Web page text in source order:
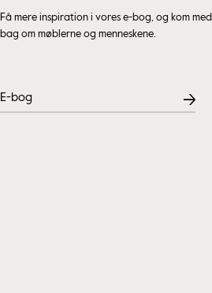
Få mere inspiration i vores e-bog, og kom med
bag om møblerne og menneskene.
E-bog